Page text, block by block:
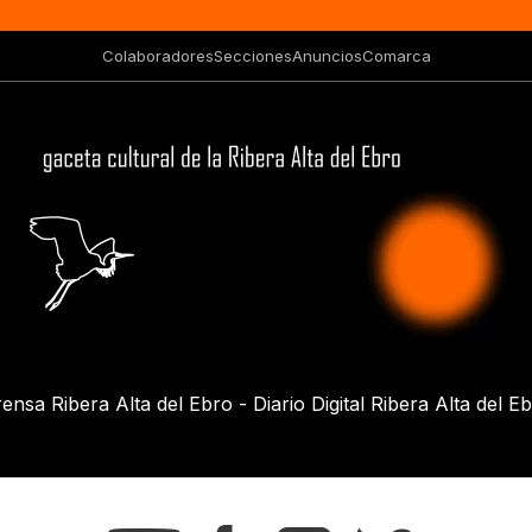
ColaboradoresSeccionesAnunciosComarca
Ribera Alta del Ebro - Diario Digital Ribera Alta del